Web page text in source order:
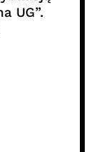
UG”.